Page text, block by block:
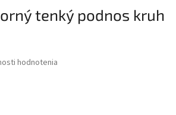
tenký podnos kruh
hodnotenia